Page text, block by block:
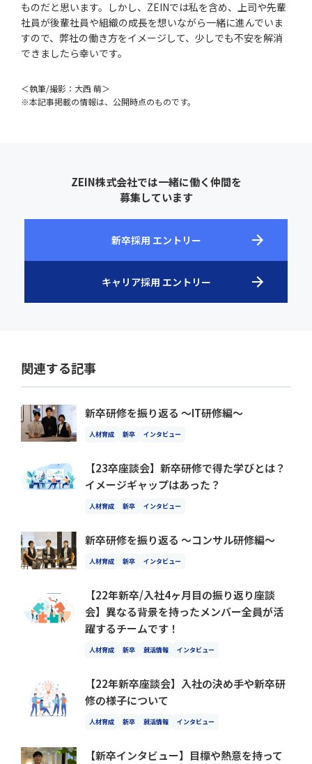
ものだと思います。しかし、ZEINでは私を含め、上司や先輩
社員が後輩社員や組織の成長を想いながら一緒に進んでいま
すので、弊社の働き方をイメージして、少しでも不安を解消
できましたら幸いです。
＜執筆/撮影：大西 萌＞
※本記事掲載の情報は、公開時点のものです。
ZEIN株式会社では一緒に働く仲間を
募集しています
新卒採用 エントリー
キャリア採用 エントリー
関連する記事
新卒研修を振り返る 〜IT研修編〜
人材育成 新卒 インタビュー
【23卒座談会】新卒研修で得た学びとは？
イメージギャップはあった？
人材育成 新卒 インタビュー
新卒研修を振り返る 〜コンサル研修編〜
人材育成 新卒 インタビュー
【22年新卒/入社4ヶ月目の振り返り座談
会】異なる背景を持ったメンバー全員が活
躍するチームです！
人材育成 新卒 就活情報 インタビュー
【22年新卒座談会】入社の決め手や新卒研
修の様子について
人材育成 新卒 就活情報 インタビュー
【新卒インタビュー】目標や熱意を持って